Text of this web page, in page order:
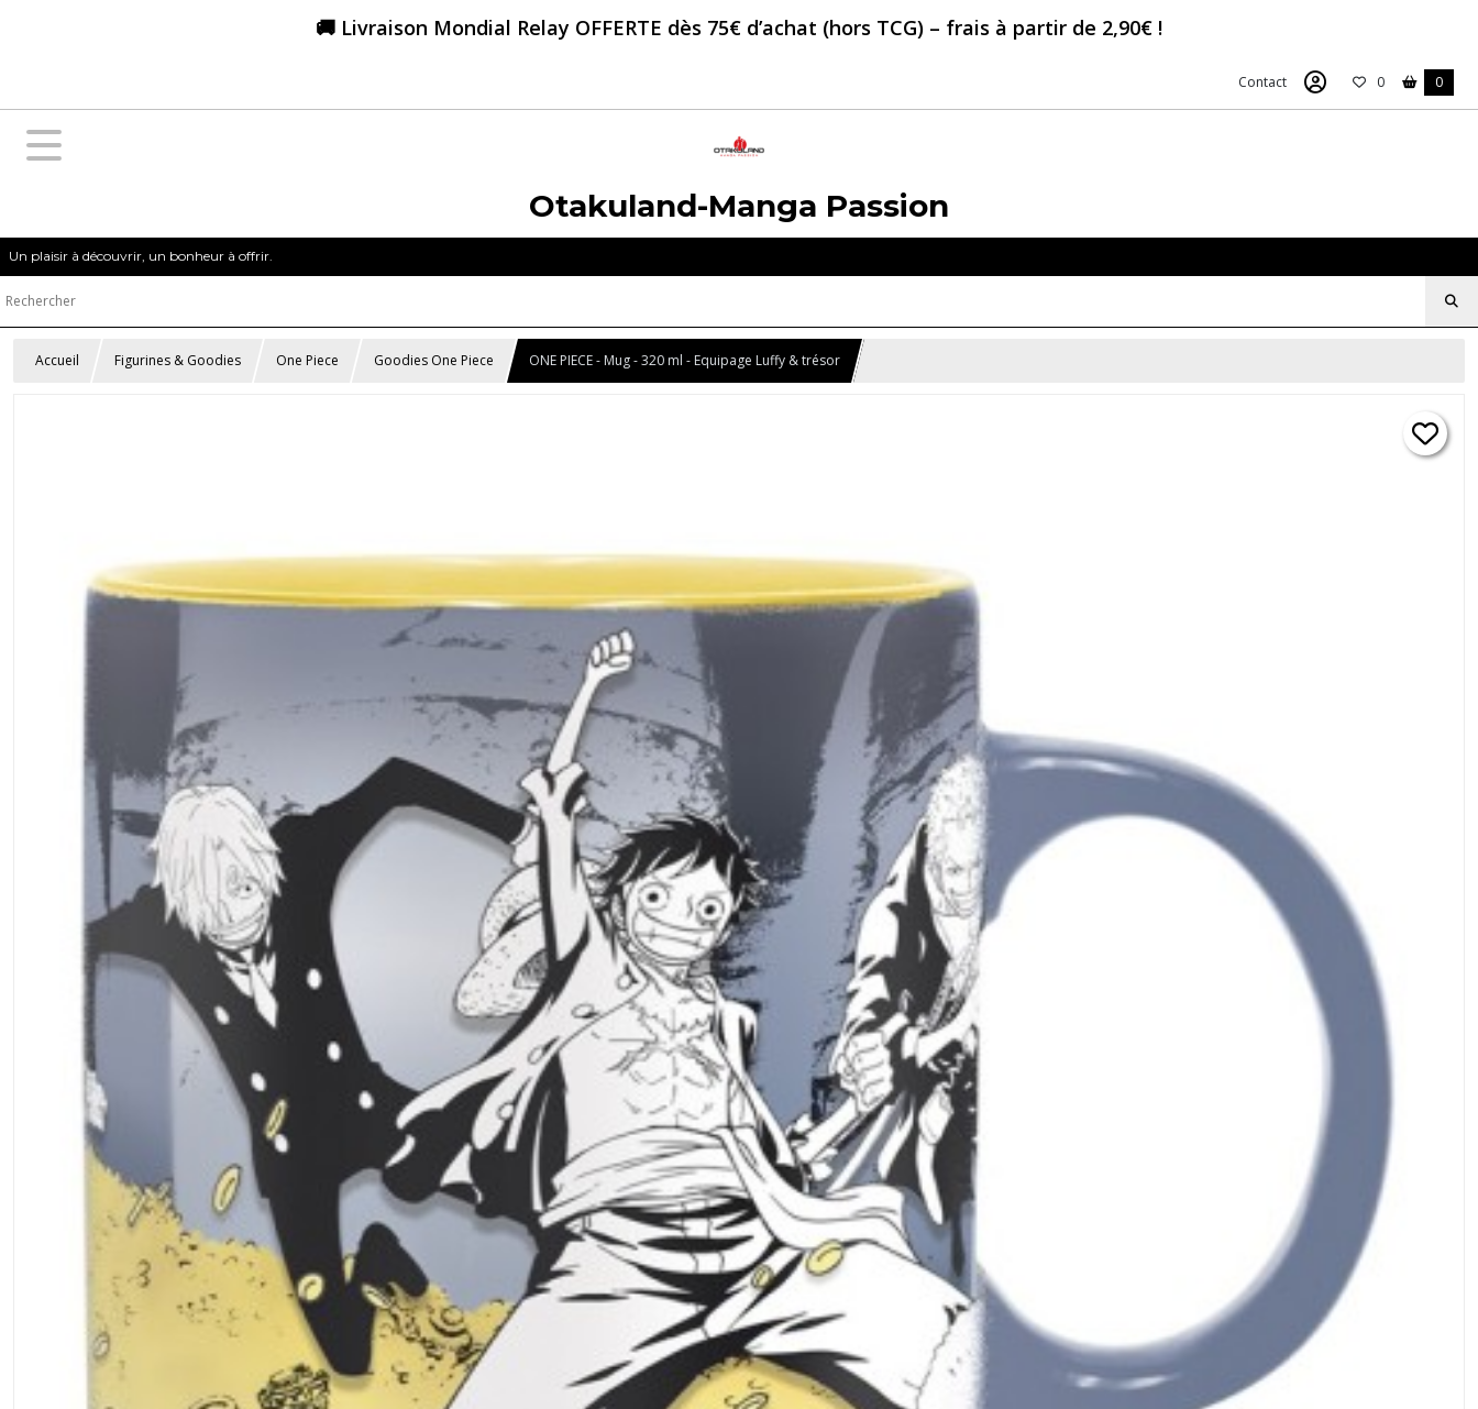
🚚 Livraison Mondial Relay OFFERTE dès 75€ d’achat (hors TCG) – frais à partir de 2,90€ !
Contact 0 0
Otakuland-Manga Passion
Un plaisir à découvrir, un bonheur à offrir.
Accueil Figurines & Goodies One Piece Goodies One Piece ONE PIECE - Mug - 320 ml - Equipage Luffy & trésor